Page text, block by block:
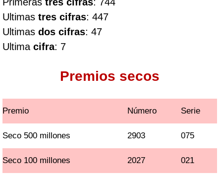
Ultimas tres cifras: 447
Ultimas dos cifras: 47
Ultima cifra: 7
Premios secos
Premio Número Serie
Seco 500 millones 2903 075
Seco 100 millones 2027 021